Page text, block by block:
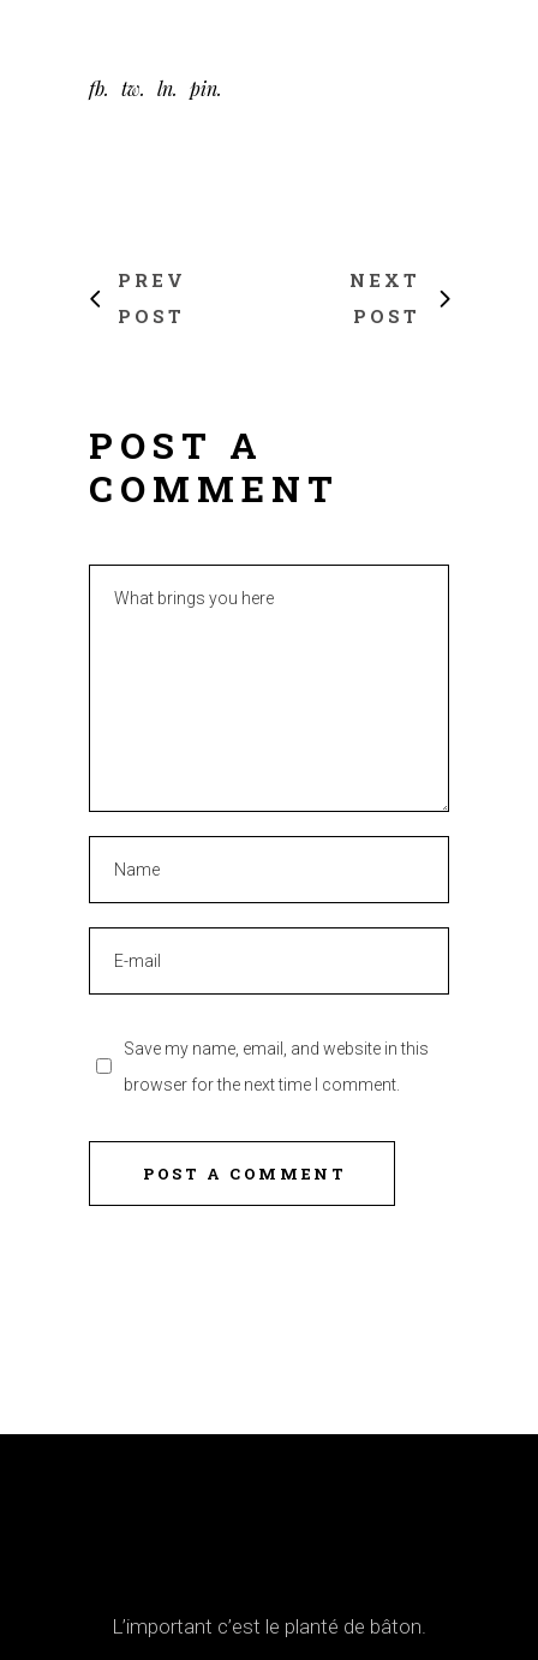
fb tw ln pin
PREV
POST
NEXT
POST
POST A
COMMENT
Save my name, email, and website in this
browser for the next time I comment.
POST A COMMENT
L’important c’est le planté de bâton.